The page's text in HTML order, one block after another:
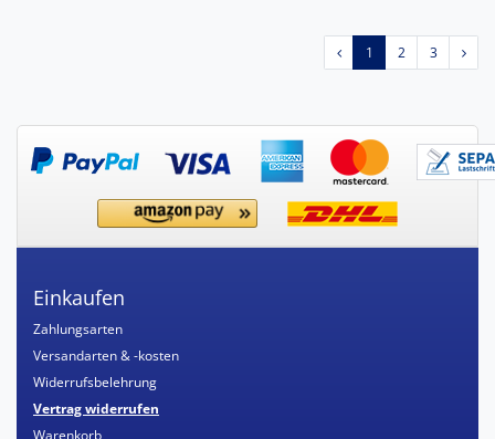
1 2 3
Einkaufen
Zahlungsarten
Versandarten & -kosten
Widerrufsbelehrung
Vertrag widerrufen